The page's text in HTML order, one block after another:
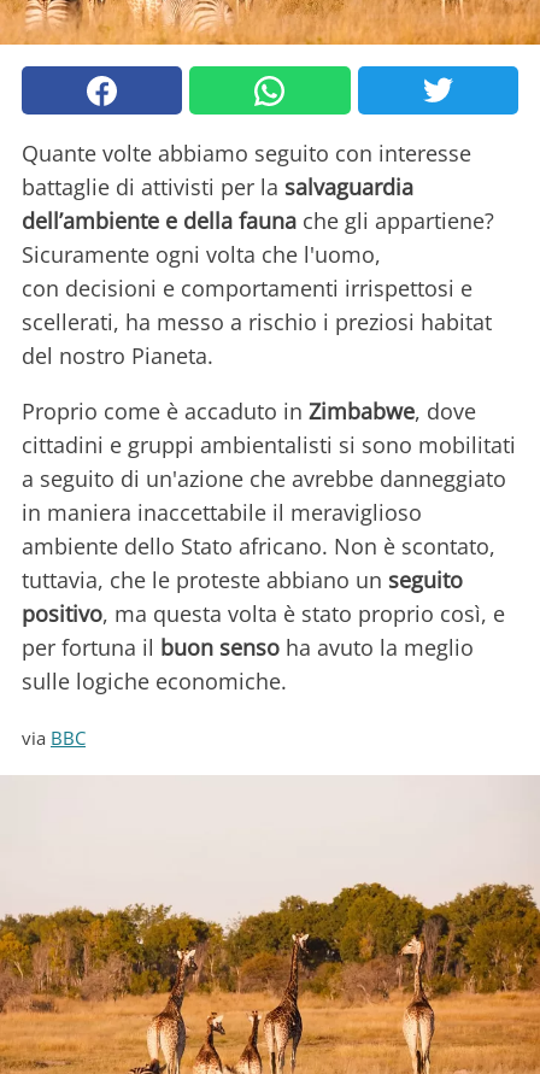
Quante volte abbiamo seguito con interesse
battaglie di attivisti per la salvaguardia
dell’ambiente e della fauna che gli appartiene?
Sicuramente ogni volta che l'uomo,
con decisioni e comportamenti irrispettosi e
scellerati, ha messo a rischio i preziosi habitat
del nostro Pianeta.
Proprio come è accaduto in Zimbabwe, dove
cittadini e gruppi ambientalisti si sono mobilitati
a seguito di un'azione che avrebbe danneggiato
in maniera inaccettabile il meraviglioso
ambiente dello Stato africano. Non è scontato,
tuttavia, che le proteste abbiano un seguito
positivo, ma questa volta è stato proprio così, e
per fortuna il buon senso ha avuto la meglio
sulle logiche economiche.
via BBC